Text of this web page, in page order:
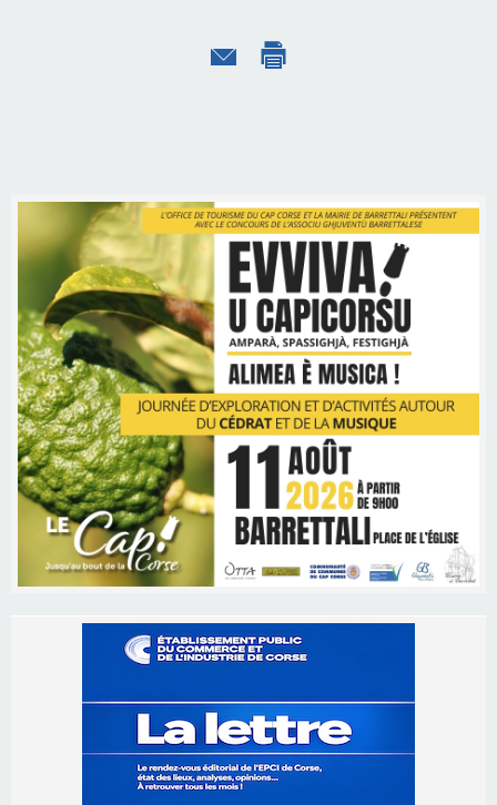
Riventosa China sulidaria le jeudi 13 août à 18